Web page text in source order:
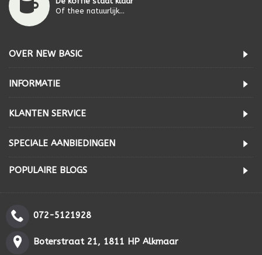
Of thee natuurlijk...
OVER NEW BASIC
INFORMATIE
KLANTEN SERVICE
SPECIALE AANBIEDINGEN
POPULAIRE BLOGS
072-5121928
Boterstraat 21, 1811 HP Alkmaar